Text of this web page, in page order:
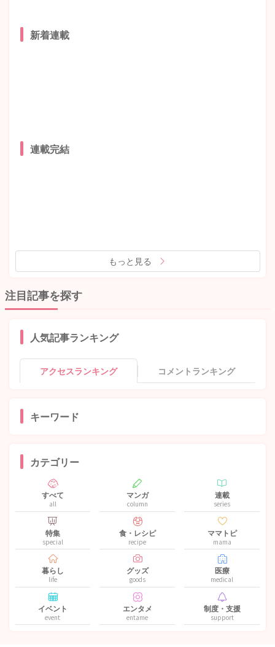
新着連載
連載完結
もっと見る
注目記事を探す
人気記事ランキング
アクセスランキング コメントランキング
キーワード
カテゴリー
すべて
all
マンガ
column
連載
series
特集
special
食・レシピ
recipe
ママトピ
mama
暮らし
life
グッズ
goods
医療
medical
イベント
event
エンタメ
entame
制度・支援
support